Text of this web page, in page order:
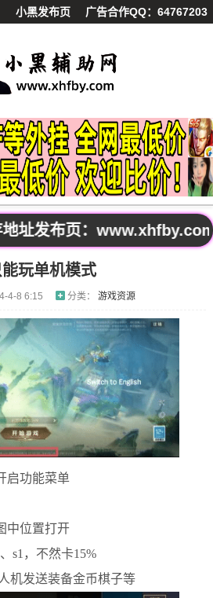
小黑发布页 广告合作QQ：64767203
发布页：www.xhfby.com
玩单机模式
4-8 6:15 分类： 游戏资源
启功能菜单
中位置打开
s1，不然卡15%
机发送装备金币棋子等